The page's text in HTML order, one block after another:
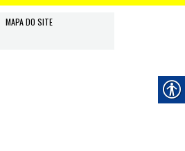
MAPA DO SITE